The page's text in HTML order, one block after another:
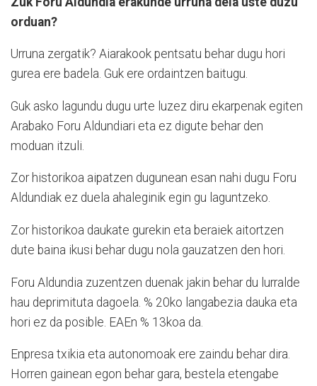
orduan?
Urruna zergatik? Aiarakook pentsatu behar dugu hori
gurea ere badela. Guk ere ordaintzen baitugu.
Guk asko lagundu dugu urte luzez diru ekarpenak egiten
Arabako Foru Aldundiari eta ez digute behar den
moduan itzuli.
Zor historikoa aipatzen dugunean esan nahi dugu Foru
Aldundiak ez duela ahaleginik egin gu laguntzeko.
Zor historikoa daukate gurekin eta beraiek aitortzen
dute baina ikusi behar dugu nola gauzatzen den hori.
Foru Aldundia zuzentzen duenak jakin behar du lurralde
hau deprimituta dagoela. % 20ko langabezia dauka eta
hori ez da posible. EAEn % 13koa da.
Enpresa txikia eta autonomoak ere zaindu behar dira.
Horren gainean egon behar gara, bestela etengabe